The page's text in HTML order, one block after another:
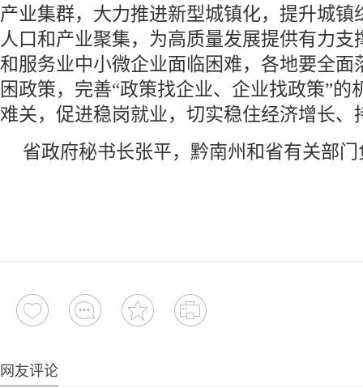
产业集群，大力推进新型城镇化，提升城镇
人口和产业聚集，为高质量发展提供有力支
和服务业中小微企业面临困难，各地要全面
困政策，完善“政策找企业、企业找政策”的
难关，促进稳岗就业，切实稳住经济增长、
省政府秘书长张平，黔南州和省有关部
网友评论